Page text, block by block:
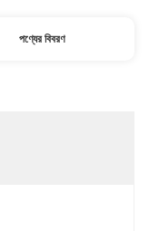
পণ্যের বিবরণ